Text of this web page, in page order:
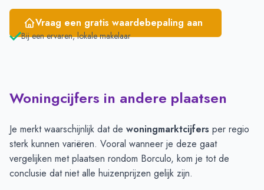
Vraag een gratis waardebepaling aan
Bij een ervaren, lokale makelaar
Woningcijfers in andere plaatsen
Je merkt waarschijnlijk dat de woningmarktcijfers per regio
sterk kunnen variëren. Vooral wanneer je deze gaat
vergelijken met plaatsen rondom Borculo, kom je tot de
conclusie dat niet alle huizenprijzen gelijk zijn.